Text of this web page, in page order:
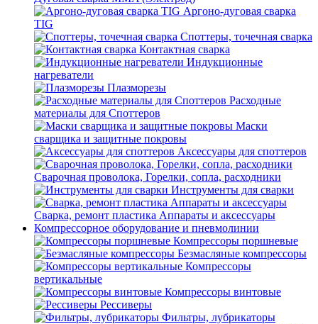
Аргоно-дуговая сварка
TIG
Споттеры, точечная сварка
Контактная сварка
Индукционные
нагреватели
Плазморезы
Расходные
материалы для Споттеров
Маски
сварщика и защитные покровы
Аксессуары для споттеров
Сварочная проволока, Горелки, сопла, расходники
Инструменты для сварки
Сварка, ремонт пластика Аппараты и аксессуары
Компрессорное оборудование и пневмолинии
Компрессоры поршневые
Безмасляные компрессоры
Компрессоры
вертикальные
Компрессоры винтовые
Рессиверы
Фильтры, лубрикаторы